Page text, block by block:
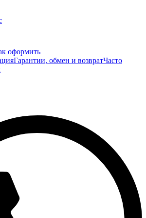
оформить
Гарантии, обмен и возвратЧасто